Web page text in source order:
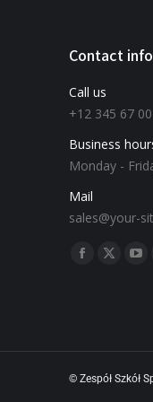
Contact info
Call us
+12 345 67
Business
Monday -
Mail
sales@your-
Znajdź nas na:
© Zespół Szkół